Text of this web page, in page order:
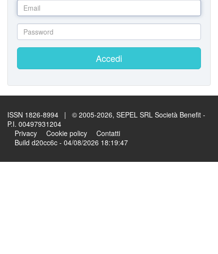
Accedi
ISSN 1826-8994 | © 2005-2026, SEPEL SRL Società Benefit -
P.I. 00497931204
Privacy
Cookie policy
Contatti
Build d20cc6c - 04/08/2026 18:19:47